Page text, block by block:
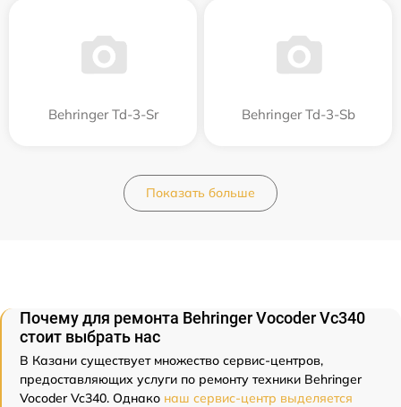
Behringer Td-3-Sr Behringer Td-3-Sb
Показать больше
Почему для ремонта Behringer Vocoder Vc340
стоит выбрать нас
В Казани существует множество сервис-центров,
предоставляющих услуги по ремонту техники Behringer
Vocoder Vc340. Однако наш сервис-центр выделяется